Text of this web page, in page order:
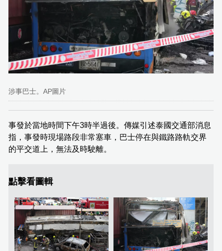
涉事巴士。AP圖片
事發於當地時間下午3時半過後。傳媒引述泰國交通部消息
指，事發時現場路段非常塞車，巴士停在與鐵路路軌交界
的平交道上，無法及時駛離。
點擊看圖輯